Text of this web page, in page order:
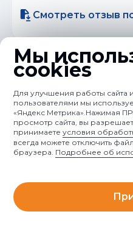
Смотреть отзыв
Разработка
управления
свою благодарность и
оказание
документации
труда и проведение
профессиональных
местах. В ходе
как надежный
Мы
cookies
Для улучшения работы сайта
пользователями мы
«Яндекс Метрика».Нажимая
просмотр сайта, вы
принимаетеусловия
всегда можете отключить
браузера. Подробнее об